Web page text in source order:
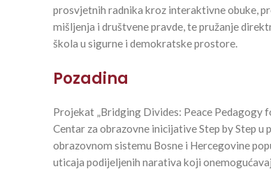
prosvjetnih radnika kroz interaktivne obuke,
mišljenja i društvene pravde, te pružanje
škola u sigurne i demokratske prostore.
Pozadina
Projekat „Bridging Divides: Peace Pedagogy
Centar za obrazovne inicijative Step by Step
obrazovnom sistemu Bosne i Hercegovine
uticaja podijeljenih narativa koji